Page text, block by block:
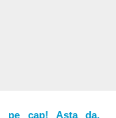
pe cap! Asta da,